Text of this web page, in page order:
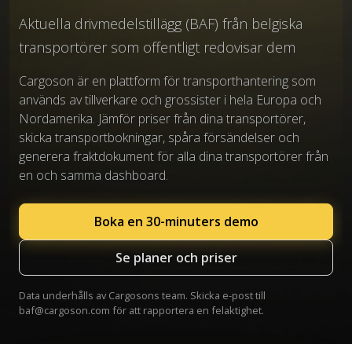
Aktuella drivmedelstillägg (BAF) från belgiska
transportörer som offentligt redovisar dem
Cargoson är en plattform för transporthantering som
används av tillverkare och grossister i hela Europa och
Nordamerika. Jämför priser från dina transportörer,
skicka transportbokningar, spåra försändelser och
generera fraktdokument för alla dina transportörer från
en och samma dashboard.
Boka en 30-minuters demo
Se planer och priser
Data underhålls av Cargosons team. Skicka e-post till
baf@cargoson.com för att rapportera en felaktighet.